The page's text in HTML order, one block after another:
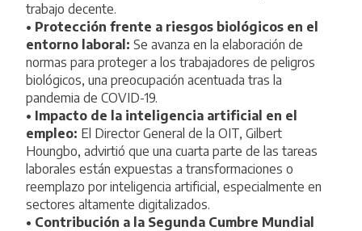
trabajo decente.
• Protección frente a riesgos biológicos en el
entorno laboral: Se avanza en la elaboración de
normas para proteger a los trabajadores de peligros
biológicos, una preocupación acentuada tras la
pandemia de COVID-19.
• Impacto de la inteligencia artificial en el
empleo: El Director General de la OIT, Gilbert
Houngbo, advirtió que una cuarta parte de las tareas
laborales están expuestas a transformaciones o
reemplazo por inteligencia artificial, especialmente en
sectores altamente digitalizados.
• Contribución a la Segunda Cumbre Mundial